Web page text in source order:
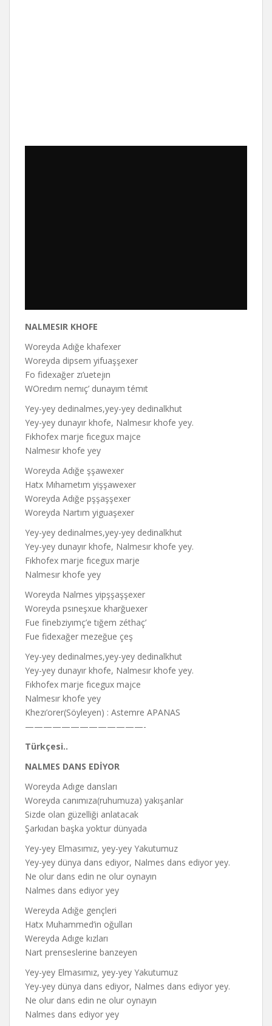
NALMESIR KHOFE
Woreyda Adığe khafexer
Woreyda dipsem yifuaşşexer
Fo fidexağer zı’uetejın
WOredım nemıç’ dunayım témıt
Yey-yey dedinalmes,yey-yey dedinalkhut
Yey-yey dunayır khofe, Nalmesır khofe yey.
Fıkhofex marje fıcegux majce
Nalmesır khofe yey
Woreyda Adığe şşawexer
Hatx Mıhametım yişşawexer
Woreyda Adığe pşşaşşexer
Woreyda Nartım yiguaşexer
Yey-yey dedinalmes,yey-yey dedinalkhut
Yey-yey dunayır khofe, Nalmesır khofe yey.
Fıkhofex marje fıcegux marje
Nalmesır khofe yey
Woreyda Nalmes yipşşaşşexer
Woreyda psıneşxue kharğuexer
Fue finebziyımç’e tığem zéthaç’
Fue fidexağer mezeğue çeş
Yey-yey dedinalmes,yey-yey dedinalkhut
Yey-yey dunayır khofe, Nalmesır khofe yey.
Fıkhofex marje fıcegux majce
Nalmesır khofe yey
Khezı’orer(Söyleyen) : Astemre APANAS
—————————————-
Türkçesi..
NALMES DANS EDİYOR
Woreyda Adıge dansları
Woreyda canımıza(ruhumuza) yakışanlar
Sizde olan güzelliği anlatacak
Şarkıdan başka yoktur dünyada
Yey-yey Elmasımız, yey-yey Yakutumuz
Yey-yey dünya dans ediyor, Nalmes dans ediyor yey.
Ne olur dans edin ne olur oynayın
Nalmes dans ediyor yey
Wereyda Adığe gençleri
Hatx Muhammed’in oğulları
Wereyda Adıge kızları
Nart prenseslerine banzeyen
Yey-yey Elmasımız, yey-yey Yakutumuz
Yey-yey dünya dans ediyor, Nalmes dans ediyor yey.
Ne olur dans edin ne olur oynayın
Nalmes dans ediyor yey